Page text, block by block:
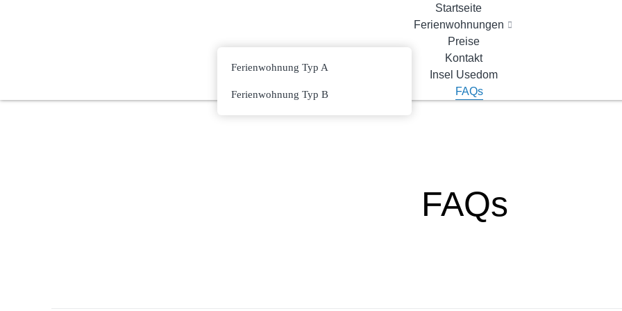
Startseite
Ferienwohnungen
Ferienwohnung Typ A
Ferienwohnung Typ B
Preise
Kontakt
Insel Usedom
FAQs
FAQs